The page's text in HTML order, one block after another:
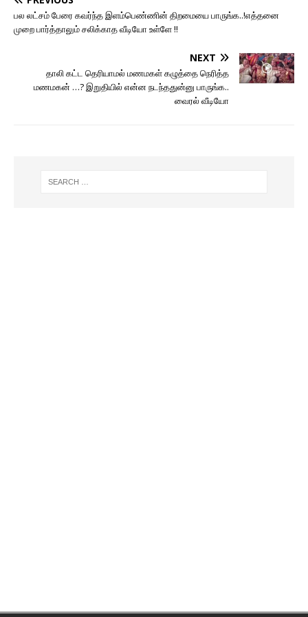
பல லட்சம் பேரை கவர்ந்த இளம்பெண்ணின் திறமையை பாருங்க..!எத்தனை
முறை பார்த்தாலும் சலிக்காத வீடியோ உள்ளே !!
NEXT
தாலி கட்ட தெரியாமல் மணமகள் கழுத்தை நெரித்த
மணமகன் …? இறுதியில் என்ன நடந்ததுன்னு பாருங்க..
வைரல் வீடியோ